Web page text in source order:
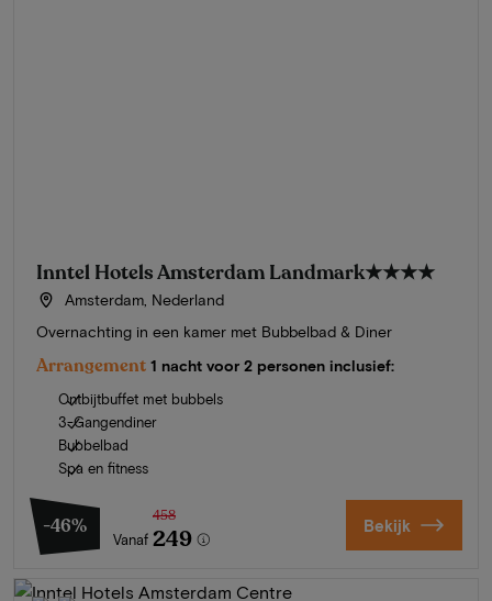
Inntel Hotels Amsterdam Landmark★★★★
Amsterdam, Nederland
Overnachting in een kamer met Bubbelbad & Diner
Arrangement 1 nacht voor 2 personen inclusief:
Ontbijtbuffet met bubbels
3-Gangendiner
Bubbelbad
Spa en fitness
-46%
Vanaf
458
249 Bekijk